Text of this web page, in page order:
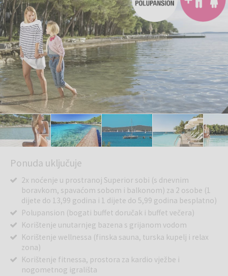
Ponuda uključuje
2x noćenje u prostranoj Superior sobi (s dnevnim
boravkom, spavaćom sobom i balkonom) za 2 osobe (1
dijete do 13,99 godina i 1 dijete do 5,99 godina besplatno)
Polupansion (bogati buffet doručak i buffet večera)
Korištenje unutarnjeg bazena s grijanom vodom
Korištenje wellnessa (finska sauna, turska kupelj i relax
zona)
Korištenje fitnessa, prostora za kardio vježbe i
nogometnog igrališta